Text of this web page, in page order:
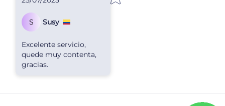
S Susy
Excelente servicio,
quede muy contenta,
gracias.